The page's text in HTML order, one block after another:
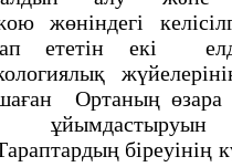
жөніндегі
ететін екі
Ортаның өзара
біреуінің